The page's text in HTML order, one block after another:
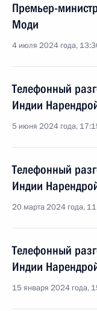
Премьер-
Моди
4 июля 2024 года,
Телефонный
Индии
5 июня 2024 года,
Телефонный
Индии
20 марта 2024 года,
Телефонный
Индии
15 января 2024 года,